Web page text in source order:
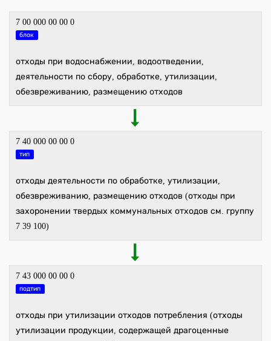
7 00 000 00 00 0
блок
отходы при водоснабжении, водоотведении,
деятельности по сбору, обработке, утилизации,
обезвреживанию, размещению отходов
7 40 000 00 00 0
тип
отходы деятельности по обработке, утилизации,
обезвреживанию, размещению отходов (отходы при
захоронении твердых коммунальных отходов см. группу
7 39 100)
7 43 000 00 00 0
подтип
отходы при утилизации отходов потребления (отходы
утилизации продукции, содержащей драгоценные